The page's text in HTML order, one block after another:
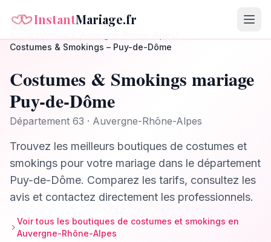
InstantMariage.fr
Costumes & Smokings – Puy-de-Dôme
Costumes & Smokings mariage
Puy-de-Dôme
Département 63 · Auvergne-Rhône-Alpes
Trouvez les meilleurs boutiques de costumes et
smokings pour votre mariage dans le département
Puy-de-Dôme. Comparez les tarifs, consultez les
avis et contactez directement les professionnels.
Voir tous les boutiques de costumes et smokings en
Auvergne-Rhône-Alpes